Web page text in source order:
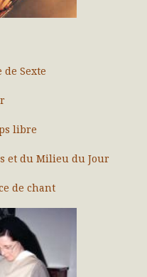
de Sexte
libre
et du Milieu du Jour
de chant